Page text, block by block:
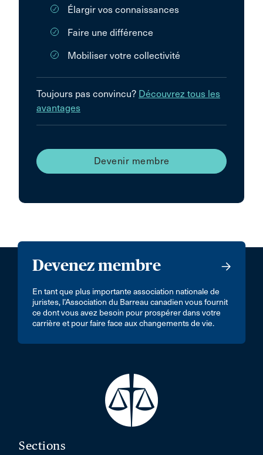
Élargir vos connaissances
Faire une différence
Mobiliser votre collectivité
Toujours pas convincu? Découvrez tous les
avantages
Devenir membre
Devenez membre
En tant que plus importante association nationale de
juristes, l’Association du Barreau canadien vous fournit
ce dont vous avez besoin pour prospérer dans votre
carrière et pour faire face aux changements de vie.
Sections